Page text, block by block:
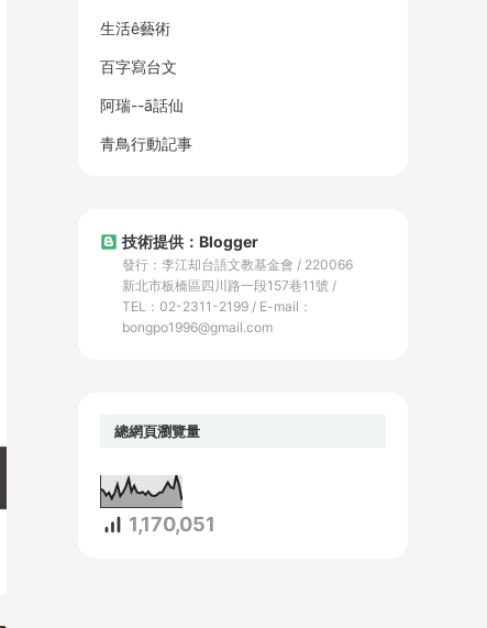
生活ê藝術
百字寫台文
阿瑞--ā話仙
青鳥行動記事
技術提供：Blogger
發行：李江却台語文教基金會 / 220066
新北市板橋區四川路一段157巷11號 /
TEL：02-2311-2199 / E-mail：
bongpo1996@gmail.com
總網頁瀏覽量
1,170,051